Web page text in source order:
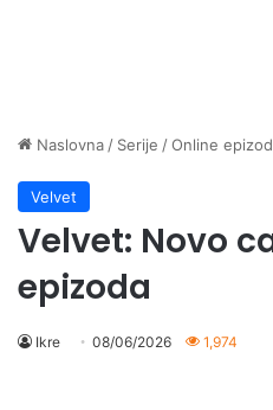
Naslovna / Serije /Online
Velvet
Velvet: Novo
epizoda
Ikre 08/06/2026 1,974